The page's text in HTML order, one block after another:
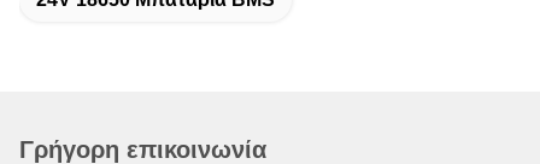
Γρήγορη επικοινωνία